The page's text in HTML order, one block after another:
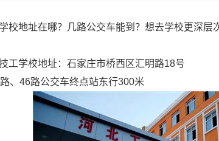
校地址在哪？几路公交车能到？想去学校更深
工学校地址：石家庄市桥西区汇明路18号
、46路公交车终点站东行300米